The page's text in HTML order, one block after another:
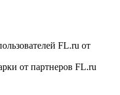
FL.ru от
от партнеров FL.ru